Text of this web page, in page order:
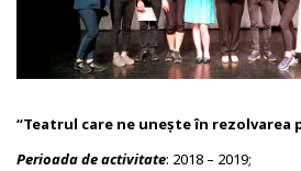
“Teatrul care ne unește în rezolvarea
Perioada de activitate: 2018 – 2019;